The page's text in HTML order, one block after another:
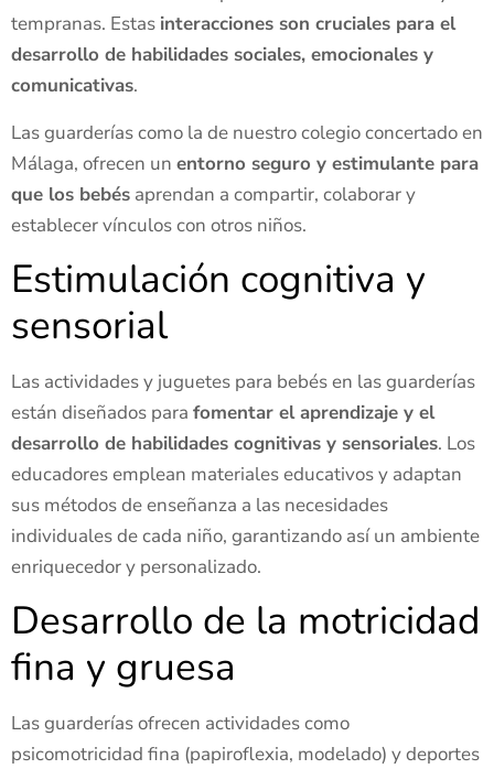
tempranas. Estas interacciones son cruciales para el
desarrollo de habilidades sociales, emocionales y
comunicativas.
Las guarderías como la de nuestro colegio concertado en
Málaga, ofrecen un entorno seguro y estimulante para
que los bebés aprendan a compartir, colaborar y
establecer vínculos con otros niños.
Estimulación cognitiva y
sensorial
Las actividades y juguetes para bebés en las guarderías
están diseñados para fomentar el aprendizaje y el
desarrollo de habilidades cognitivas y sensoriales. Los
educadores emplean materiales educativos y adaptan
sus métodos de enseñanza a las necesidades
individuales de cada niño, garantizando así un ambiente
enriquecedor y personalizado.
Desarrollo de la motricidad
fina y gruesa
Las guarderías ofrecen actividades como
psicomotricidad fina (papiroflexia, modelado) y deportes